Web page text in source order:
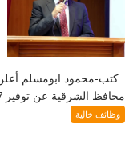
كتب-محمود ابومسلم
محافظ الشرقية عن توفير 1837 فرصه عمل داخل 20...
وظائف خالية